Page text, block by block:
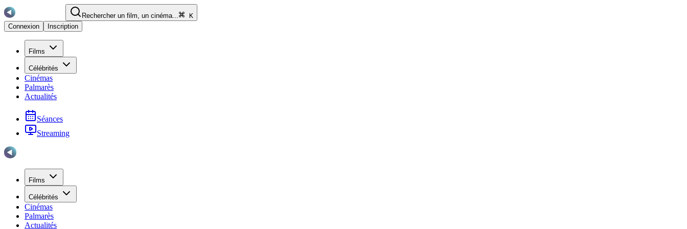
Rechercher un film, un cinéma...
K
Connexion
Inscription
Films
Célébrités
Cinémas
Palmarès
Actualités
Séances
Streaming
Films
Célébrités
Cinémas
Palmarès
Actualités